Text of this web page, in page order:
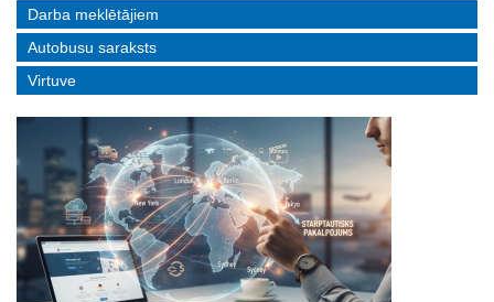
Darba meklētājiem
Autobusu saraksts
Virtuve